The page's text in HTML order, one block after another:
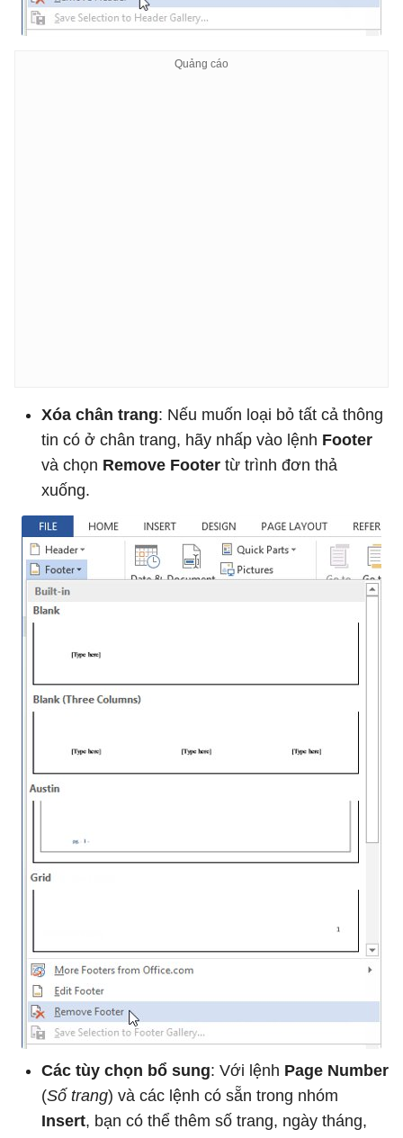
Xóa chân trang: Nếu muốn loại bỏ tất cả thông
tin có ở chân trang, hãy nhấp vào lệnh Footer
và chọn Remove Footer từ trình đơn thả
xuống.
Các tùy chọn bổ sung: Với lệnh Page Number
(Số trang) và các lệnh có sẵn trong nhóm
Insert, bạn có thể thêm số trang, ngày tháng,